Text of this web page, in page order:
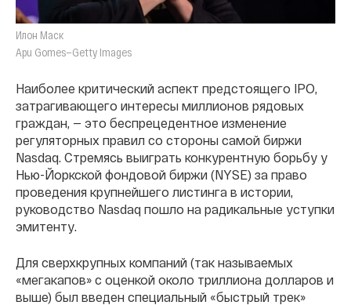
Илон Маск
Apu Gomes—Getty Images
Наиболее критический аспект предстоящего IPO,
затрагивающего интересы миллионов рядовых
граждан, — это беспрецедентное изменение
регуляторных правил со стороны самой биржи
Nasdaq. Стремясь выиграть конкурентную борьбу у
Нью-Йоркской фондовой биржи (NYSE) за право
проведения крупнейшего листинга в истории,
руководство Nasdaq пошло на радикальные уступки
эмитенту.
Для сверхкрупных компаний (так называемых
«мегакапов» с оценкой около триллиона долларов и
выше) был введен специальный «быстрый трек»